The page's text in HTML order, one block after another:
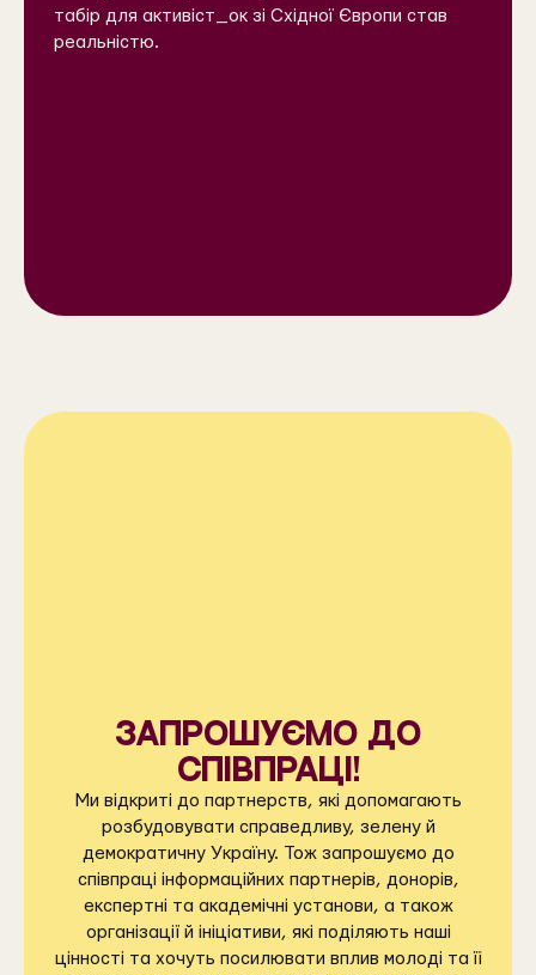
табір для активіст_ок зі Східної Європи став
реальністю.
Запрошуємо до
співпраці!
Ми відкриті до партнерств, які допомагають
розбудовувати справедливу, зелену й
демократичну Україну. Тож запрошуємо до
співпраці інформаційних партнерів, донорів,
експертні та академічні установи, а також
організації й ініціативи, які поділяють наші
цінності та хочуть посилювати вплив молоді та її